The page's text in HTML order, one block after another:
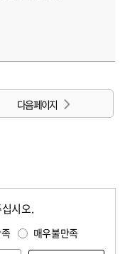
다음 페이지
시오.
매우불만족